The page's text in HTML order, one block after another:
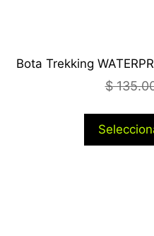
Bota Trekking
$